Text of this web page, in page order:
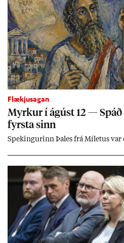
Flækjusagan
Myrk­ur í ág­úst 12 —
fyrsta sinn
Spek­ing­ur­inn Þa­les frá Míletus var